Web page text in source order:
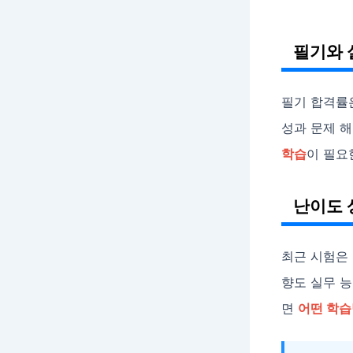
필기와
필기 합격
성과 문제
학습이 필요
난이도
최근 시험
향도 실무
면 어떤 학